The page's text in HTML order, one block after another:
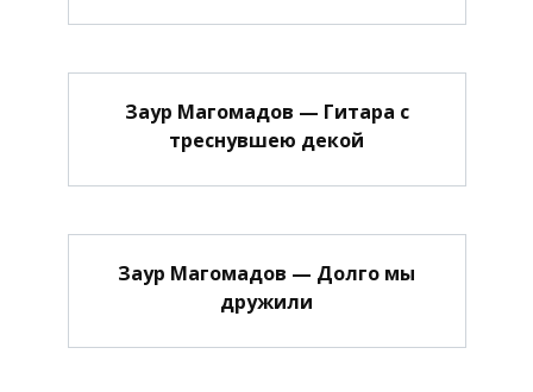
Заур Магомадов — Гитара с
треснувшею декой
Заур Магомадов — Долго мы
дружили